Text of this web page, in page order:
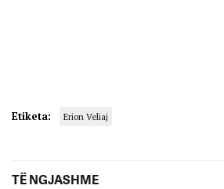
Etiketa: Erion Veliaj
TË NGJASHME